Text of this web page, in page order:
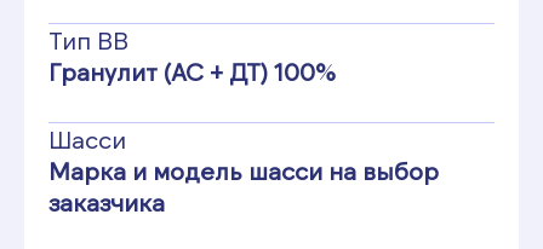
Тип ВВ
Гранулит (АС + ДТ) 100%
Шасси
Марка и модель шасси на выбор
заказчика